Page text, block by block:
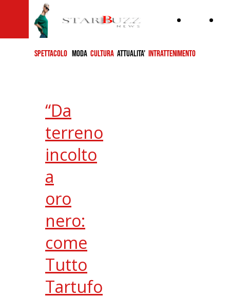
SPETTACOLO MODA CULTURA ATTUALITA' INTRATTENIMENTO
“Da
terreno
incolto
a
oro
nero:
come
Tutto
Tartufo